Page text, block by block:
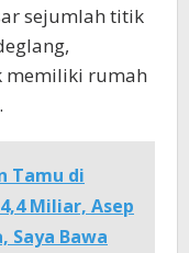
sejumlah titik
memiliki rumah
Tamu di
Miliar, Asep
Saya Bawa